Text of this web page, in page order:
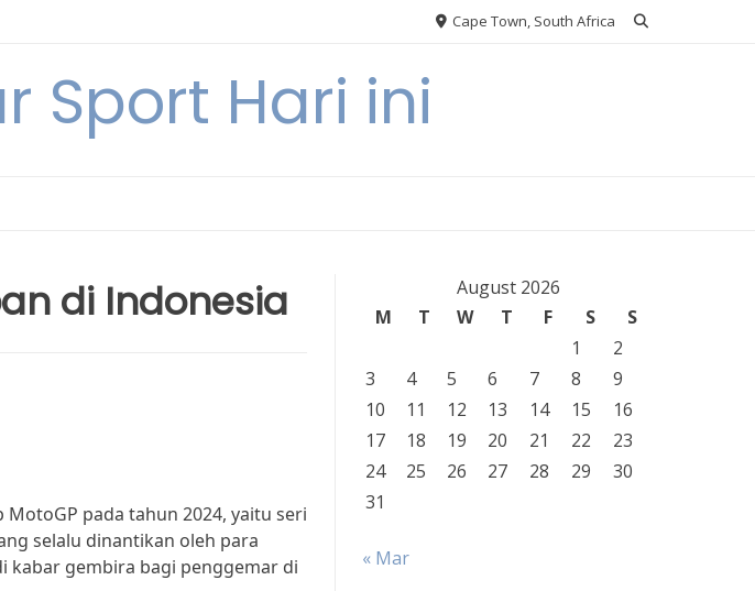
Cape Town, South Africa
Sport Hari ini
di Indonesia
pada tahun 2024, yaitu seri
selalu dinantikan oleh para
kabar gembira bagi penggemar di
August 2026
M
T W T F S
S
1
2
3
4 5 6 7 8
9
10
11 12 13 14 15
16
17
18 19 20 21 22
23
24
25 26 27 28 29
30
31
« Mar